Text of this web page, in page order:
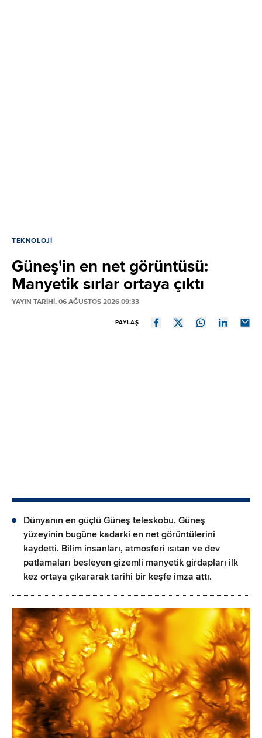
TEKNOLOJI
Güneş'in en net görüntüsü:
Manyetik sırlar ortaya çıktı
YAYIN TARİHİ, 06 AĞUSTOS 2026 09:33
PAYLAŞ
Dünyanın en güçlü Güneş teleskobu, Güneş
yüzeyinin bugüne kadarki en net görüntülerini
kaydetti. Bilim insanları, atmosferi ısıtan ve dev
patlamaları besleyen gizemli manyetik girdapları ilk
kez ortaya çıkararak tarihi bir keşfe imza attı.